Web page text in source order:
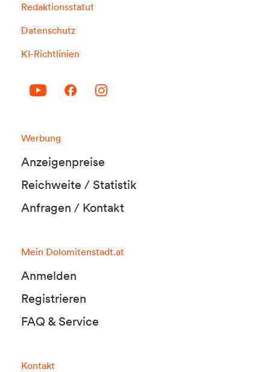
Redaktionsstatut
Datenschutz
KI-Richtlinien
Werbung
Anzeigenpreise
Reichweite / Statistik
Anfragen / Kontakt
Mein Dolomitenstadt.at
Anmelden
Registrieren
FAQ & Service
Kontakt